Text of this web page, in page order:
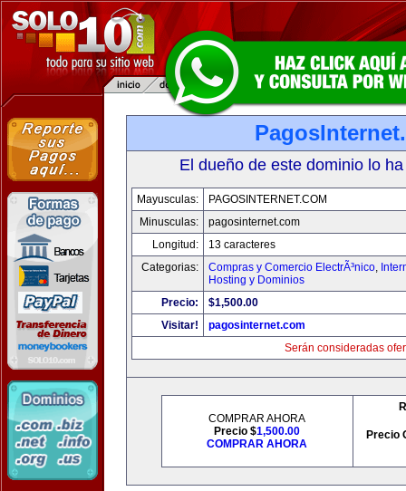
El dueño de este dominio lo
Mayusculas:
PAGOSINTERNET.COM
Minusculas:
pagosinternet.com
Longitud:
13 caracteres
Categorias:
Compras y Comercio ElectrÃ³nico,
Hosting y Dominios
Precio:
$1,500.00
Visitar!
pagosinternet.com
Serán consideradas
COMPRAR AHORA
Precio $1,500.00
COMPRAR AHORA
Precio